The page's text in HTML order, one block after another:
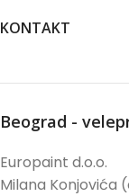
KONTAKT
Beograd -
Europaint d.o.o.
Milana Konjovića